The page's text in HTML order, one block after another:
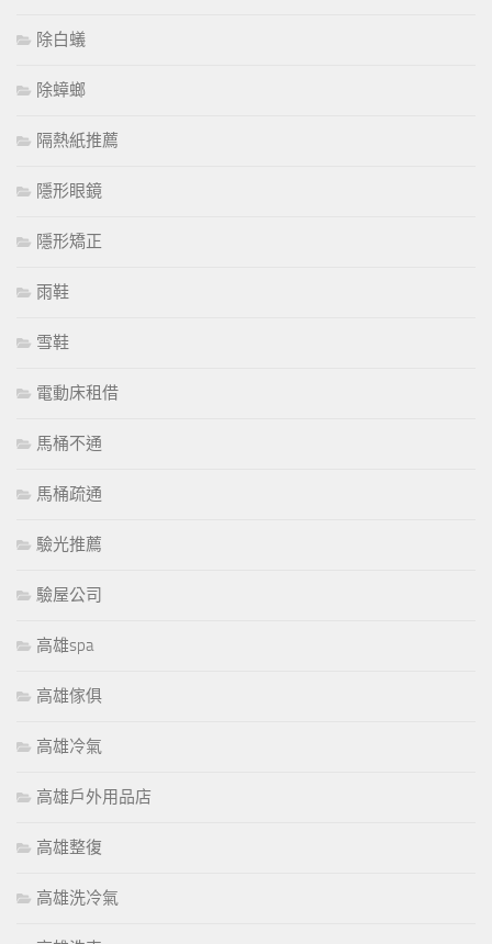
除白蟻
除蟑螂
隔熱紙推薦
隱形眼鏡
隱形矯正
雨鞋
雪鞋
電動床租借
馬桶不通
馬桶疏通
驗光推薦
驗屋公司
高雄spa
高雄傢俱
高雄冷氣
高雄戶外用品店
高雄整復
高雄洗冷氣